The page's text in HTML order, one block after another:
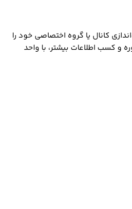
کانال یا گروه اختصاصی خود را
و کسب اطلاعات بیشتر، با واحد